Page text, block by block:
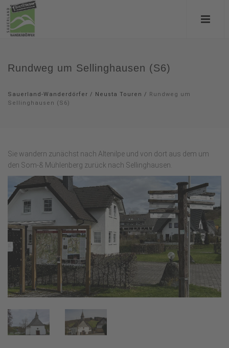
Rundweg um Sellinghausen (S6)
Sauerland-Wanderdörfer / Neusta Touren / Rundweg um
Sellinghausen (S6)
Sie wandern zunächst nach Altenilpe und von dort aus dem um
den Som-& Mühlenberg zurück nach Sellinghausen.